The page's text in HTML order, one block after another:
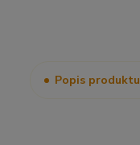
Popis produktu